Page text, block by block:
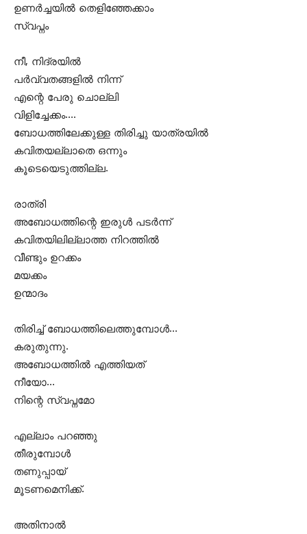
ഉണര്‍ച്ചയില്‍ തെളിഞ്ഞേക്കാം
സ്വപ്നം
നീ, നിദ്രയില്‍
പര്‍വ്വതങ്ങളില്‍ നിന്ന്
എന്റെ പേരു ചൊല്ലി
വിളിച്ചേക്കം….
ബോധത്തിലേക്കുള്ള തിരിച്ചു യാത്രയില്‍
കവിതയല്ലാതെ ഒന്നും
കൂടെയെടുത്തില്ല.
രാത്രി
അബോധത്തിന്റെ ഇരുള്‍ പടര്‍ന്ന്
കവിതയിലില്ലാത്ത നിറത്തില്‍
വീണ്ടും ഉറക്കം
മയക്കം
ഉന്മാദം
തിരിച്ച് ബോധത്തിലെത്തുമ്പോള്‍…
കരുതുന്നു.
അബോധത്തില്‍ എത്തിയത്
നീയോ…
നിന്റെ സ്വപ്നമോ
എല്ലാം പറഞ്ഞു
തീരുമ്പോള്‍
തണുപ്പായ്
മൂടണമെനിക്ക്.
അതിനാല്‍